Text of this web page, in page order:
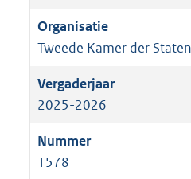
Tweede Kamer der
2025-2026
1578